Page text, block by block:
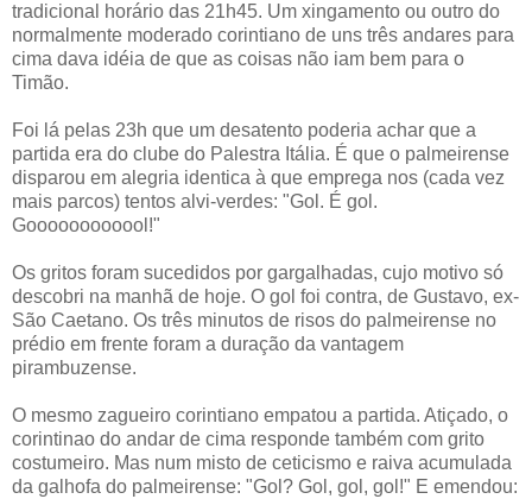
tradicional horário das 21h45. Um xingamento ou outro do
normalmente moderado corintiano de uns três andares para
cima dava idéia de que as coisas não iam bem para o
Timão.
Foi lá pelas 23h que um desatento poderia achar que a
partida era do clube do Palestra Itália. É que o palmeirense
disparou em alegria identica à que emprega nos (cada vez
mais parcos) tentos alvi-verdes: "Gol. É gol.
Goooooooooool!"
Os gritos foram sucedidos por gargalhadas, cujo motivo só
descobri na manhã de hoje. O gol foi contra, de Gustavo, ex-
São Caetano. Os três minutos de risos do palmeirense no
prédio em frente foram a duração da vantagem
pirambuzense.
O mesmo zagueiro corintiano empatou a partida. Atiçado, o
corintinao do andar de cima responde também com grito
costumeiro. Mas num misto de ceticismo e raiva acumulada
da galhofa do palmeirense: "Gol? Gol, gol, gol!" E emendou: